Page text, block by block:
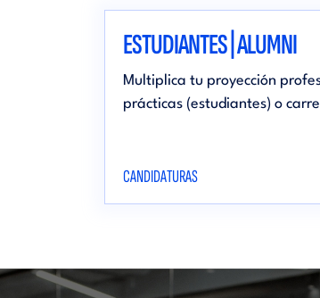
ESTUDIANTES | ALUMNI
Multiplica tu proyección
prácticas (estudiantes) o
CANDIDATURAS